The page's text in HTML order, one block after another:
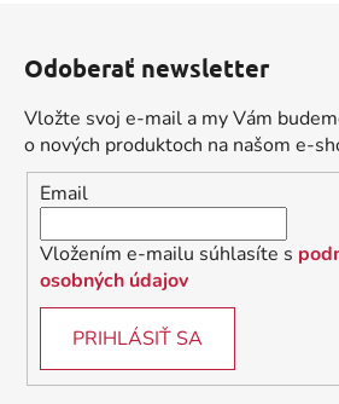
e
p
r
v
k
y
v
ý
e
Odoberať newsletter
Vložte svoj e-mail a my Vám
o nových produktoch na našom e-
Email
Vložením e-mailu súhlasíte s
osobných údajov
PRIHLÁSIŤ SA